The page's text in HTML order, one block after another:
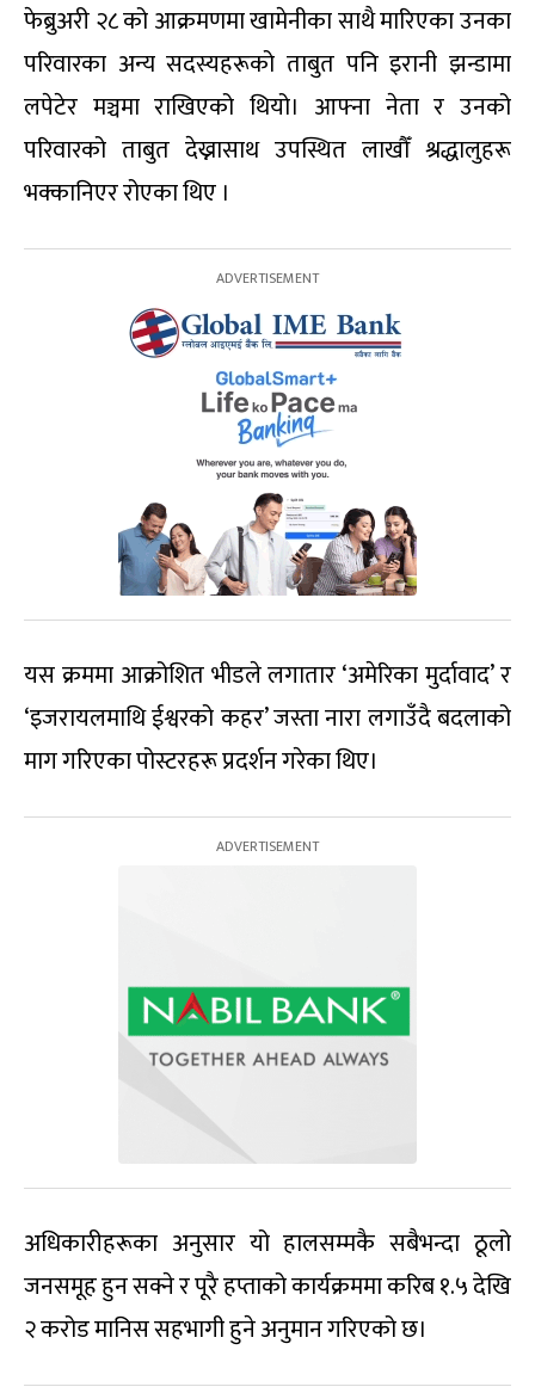
फेब्रुअरी २८ को आक्रमणमा खामेनीका साथै मारिएका उनका
परिवारका अन्य सदस्यहरूको ताबुत पनि इरानी झन्डामा
लपेटेर मञ्चमा राखिएको थियो। आफ्ना नेता र उनको
परिवारको ताबुत देख्नासाथ उपस्थित लाखौँ श्रद्धालुहरू
भक्कानिएर रोएका थिए ।
यस क्रममा आक्रोशित भीडले लगातार ‘अमेरिका मुर्दावाद’ र
‘इजरायलमाथि ईश्वरको कहर’ जस्ता नारा लगाउँदै बदलाको
माग गरिएका पोस्टरहरू प्रदर्शन गरेका थिए।
अधिकारीहरूका अनुसार यो हालसम्मकै सबैभन्दा ठूलो
जनसमूह हुन सक्ने र पूरै हप्ताको कार्यक्रममा करिब १.५ देखि
२ करोड मानिस सहभागी हुने अनुमान गरिएको छ।